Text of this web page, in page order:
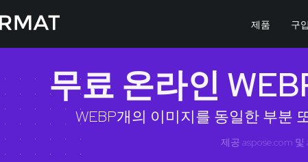
제품 구입
무료 온라인
WEBP개의 이미지를 동일한 부분
제공 aspose.com 및